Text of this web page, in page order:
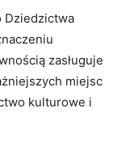
Dziedzictwa
zasługuje
miejsc
kulturowe i